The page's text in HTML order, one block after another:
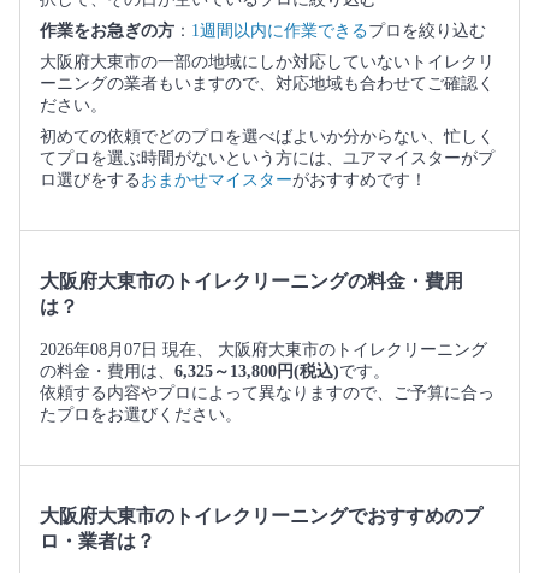
作業をお急ぎの方 ： 1週間以内に作業できるプロを絞り込む
大阪府大東市の一部の地域にしか対応していないトイレクリ
ーニングの業者もいますので、対応地域も合わせてご確認く
ださい。
初めての依頼でどのプロを選べばよいか分からない、忙しく
てプロを選ぶ時間がないという方には、ユアマイスターがプ
ロ選びをする おまかせマイスターがおすすめです！
大阪府大東市のトイレクリーニングの料金・費用
は？
2026年08月07日 現在、 大阪府大東市のトイレクリーニング
の料金・費用は、 6,325～13,800円(税込)です。
依頼する内容やプロによって異なりますので、ご予算に合っ
たプロをお選びください。
大阪府大東市のトイレクリーニングでおすすめのプ
ロ・業者は？